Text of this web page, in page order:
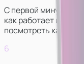
С первой минуты
как работает и что
посмотреть как все
6